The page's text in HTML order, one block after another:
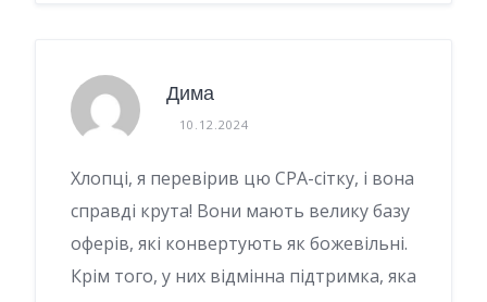
Дима
10.12.2024
Хлопці, я перевірив цю CPA-сітку, і вона
справді крута! Вони мають велику базу
оферів, які конвертують як божевільні.
Крім того, у них відмінна підтримка, яка